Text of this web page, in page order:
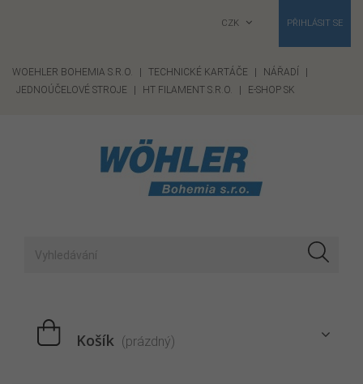
PŘIHLÁSIT SE
CZK
WOEHLER BOHEMIA S.R.O. TECHNICKÉ KARTÁČE NÁŘADÍ
JEDNOÚČELOVÉ STROJE
HT FILAMENT S.R.O. E-SHOP SK
Košík (prázdný)